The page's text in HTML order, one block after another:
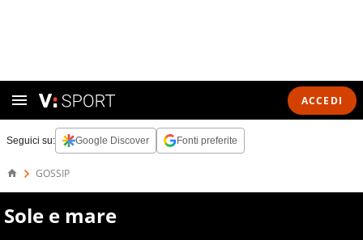
ACCEDI
Seguici su: Google Discover Fonti preferite
GOSSIP
Sole e mare